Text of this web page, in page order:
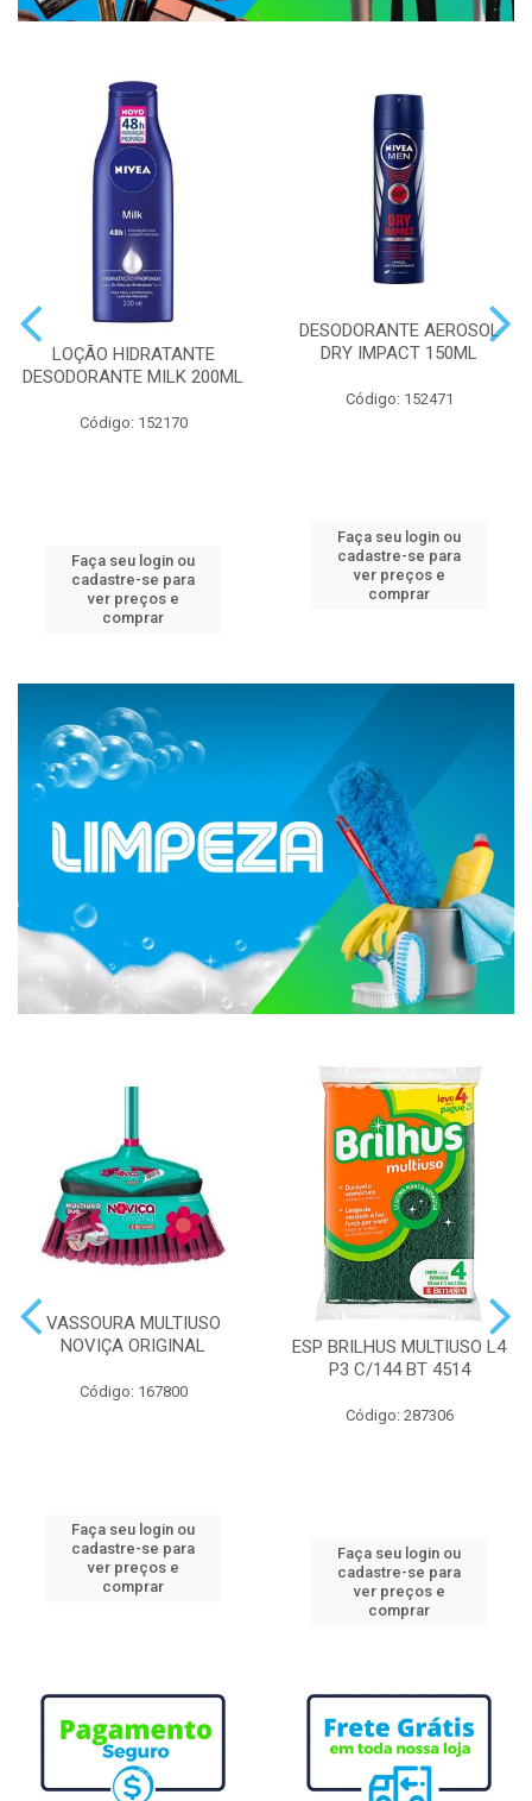
LOÇÃO HIDRATANTE
DESODORANTE MILK 200ML
Código: 152170
Faça seu login ou
cadastre-se para
ver preços e
comprar
DESODORANTE AEROSOL
DRY IMPACT 150ML
Código: 152471
Faça seu login ou
cadastre-se para
ver preços e
comprar
VASSOURA MULTIUSO
NOVIÇA ORIGINAL
Código: 167800
Faça seu login ou
cadastre-se para
ver preços e
comprar
ESP BRILHUS MULTIUSO L4
P3 C/144 BT 4514
Código: 287306
Faça seu login ou
cadastre-se para
ver preços e
comprar